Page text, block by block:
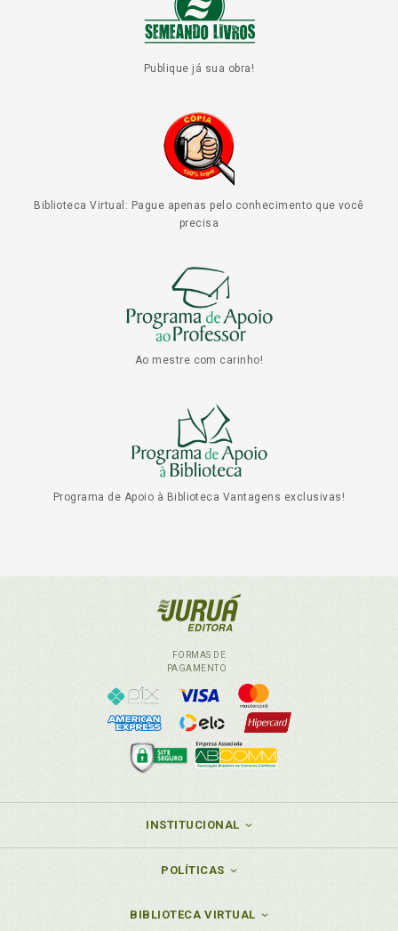
Publique já sua obra!
Biblioteca Virtual: Pague apenas pelo conhecimento que você
precisa
Ao mestre com carinho!
Programa de Apoio à Biblioteca Vantagens exclusivas!
FORMAS DE
PAGAMENTO
INSTITUCIONAL
POLÍTICAS
BIBLIOTECA VIRTUAL